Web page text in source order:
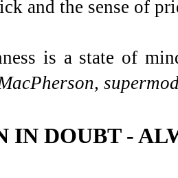
and the sense of
is a state of
IN DOUBT -